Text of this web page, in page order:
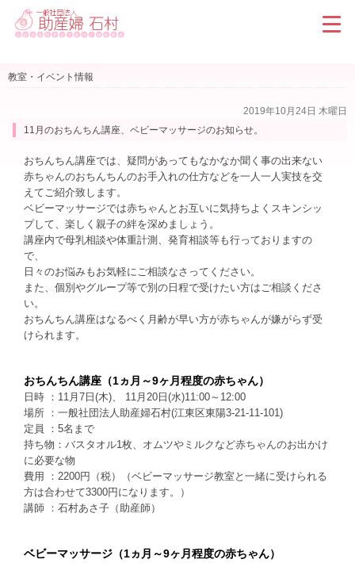
教室・イベント情報
2019年10月24日 木曜日
11月のおちんちん講座、ベビーマッサージのお知らせ。
おちんちん講座では、疑問があってもなかなか聞く事の出来ない
赤ちゃんのおちんちんのお手入れの仕方などを一人一人実技を交
えてご紹介致します。
ベビーマッサージでは赤ちゃんとお互いに気持ちよくスキンシッ
プして、楽しく親子の絆を深めましょう。
講座内で母乳相談や体重計測、発育相談等も行っておりますの
で、
日々のお悩みもお気軽にご相談なさってください。
また、個別やグループ等で別の日程で受けたい方はご相談くださ
い。
おちんちん講座はなるべく月齢が早い方が赤ちゃんが嫌がらず受
けられます。
おちんちん講座（1ヵ月～9ヶ月程度の赤ちゃん）
日時 ：11月7日(木)、 11月20日(水)11:00～12:00
場所 ：一般社団法人助産婦石村(江東区東陽3-21-11-101)
定員 ：5名まで
持ち物：バスタオル1枚、オムツやミルクなど赤ちゃんのお出かけ
に必要な物
費用 ：2200円（税）（ベビーマッサージ教室と一緒に受けられる
方は合わせて3300円になります。）
講師 ：石村あさ子（助産師）
ベビーマッサージ（1ヵ月～9ヶ月程度の赤ちゃん）